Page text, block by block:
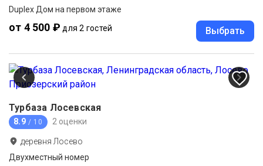
Duplex Дом на первом этаже
от 4 500 ₽ для 2 гостей Выбрать
Турбаза Лосевская
8.9 / 10 2 оценки
деревня Лосево
Двухместный номер